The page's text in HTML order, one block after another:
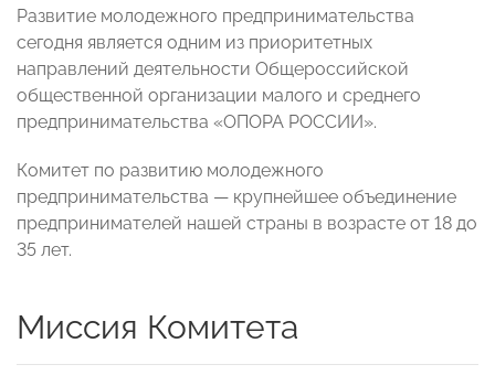
Развитие молодежного предпринимательства
сегодня является одним из приоритетных
направлений деятельности Общероссийской
общественной организации малого и среднего
предпринимательства «ОПОРА РОССИИ».
Комитет по развитию молодежного
предпринимательства — крупнейшее объединение
предпринимателей нашей страны в возрасте от 18 до
35 лет.
Миссия Комитета